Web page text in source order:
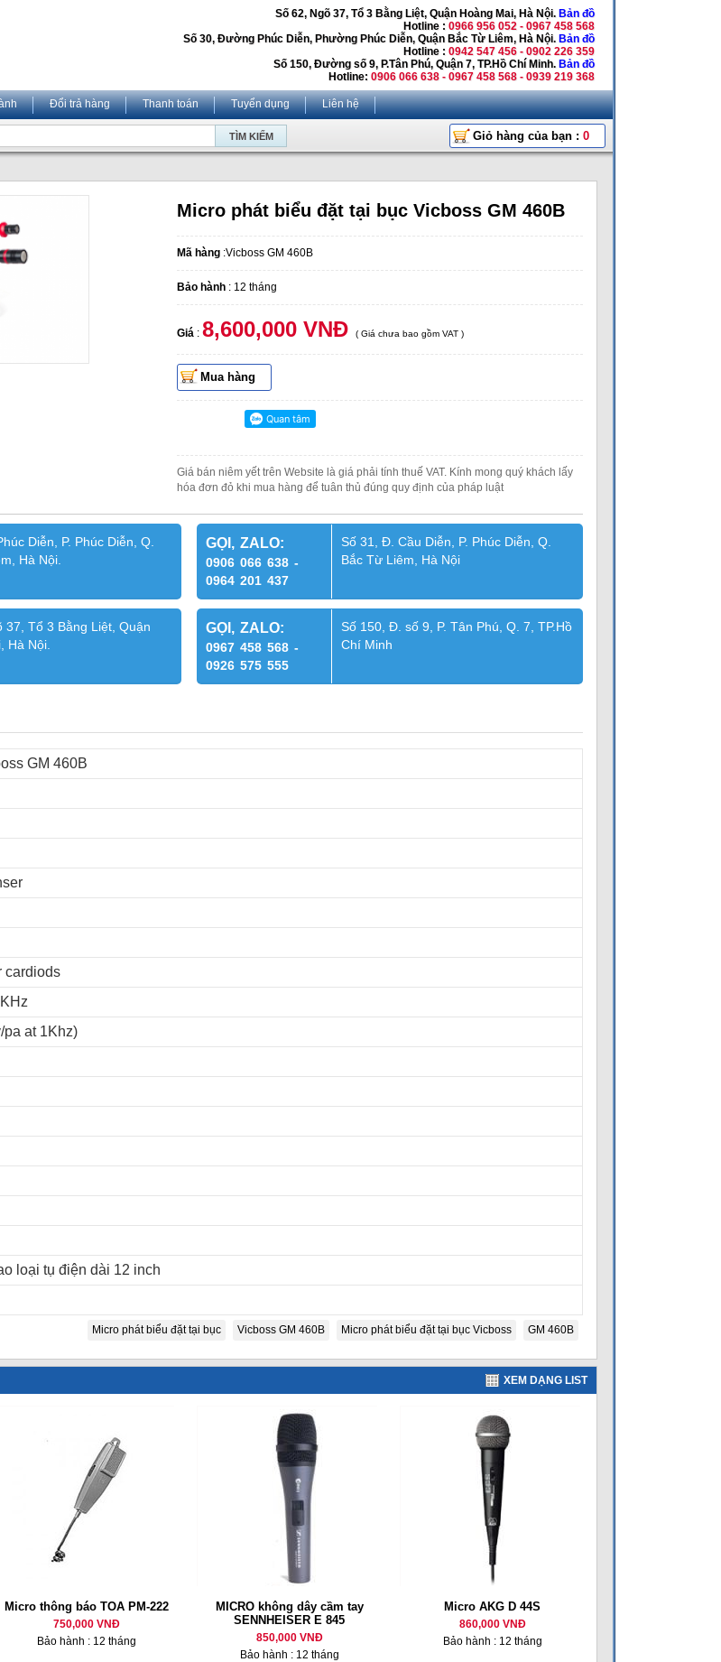
Số 62, Ngõ 37, Tổ 3 Bằng Liệt, Quận Hoàng Mai, Hà Nội. Bản đồ
Hotline : 0966 956 052 - 0967 458 568
Số 30, Đường Phúc Diễn, Phường Phúc Diễn, Quận Bắc Từ Liêm, Hà Nội. Bản đồ
Hotline : 0942 547 456 - 0902 226 359
Số 150, Đường số 9, P.Tân Phú, Quận 7, TP.Hồ Chí Minh. Bản đồ
Hotline: 0906 066 638 - 0967 458 568 - 0939 219 368
Đổi trả hàng Thanh toán Tuyển dụng Liên hệ
Giỏ hàng của bạn : 0
Micro phát biểu đặt tại bục Vicboss GM 460B
Mã hàng :Vicboss GM 460B
Bảo hành : 12 tháng
Giá : 8,600,000 VNĐ ( Giá chưa bao gồm VAT )
Mua hàng
Giá bán niêm yết trên Website là giá phải tính thuế VAT. Kính mong quý khách lấy
hóa đơn đỏ khi mua hàng để tuân thủ đúng quy định của pháp luật
Diễn, P. Phúc Diễn, Q.
Hà Nội.
GỌI, ZALO:
0906 066 638 -
0964 201 437
Số 31, Đ. Cầu Diễn, P. Phúc Diễn, Q.
Bắc Từ Liêm, Hà Nội
37, Tổ 3 Bằng Liệt, Quận
Hà Nội.
GỌI, ZALO:
0967 458 568 -
0926 575 555
Số 150, Đ. số 9, P. Tân Phú, Q. 7, TP.Hồ
Chí Minh
GM 460B
cardiods
pa at 1Khz)
loại tụ điện dài 12 inch
Micro phát biểu đặt tại bục Vicboss GM 460B Micro phát biểu đặt tại bục Vicboss GM 460B
XEM DẠNG LIST
Micro thông báo TOA PM-222
750,000 VNĐ
Bảo hành : 12 tháng
MICRO không dây cầm tay
SENNHEISER E 845
850,000 VNĐ
Bảo hành : 12 tháng
Micro AKG D 44S
860,000 VNĐ
Bảo hành : 12 tháng